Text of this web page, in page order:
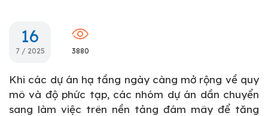
16
7 / 2025 3880
Khi các dự án hạ tầng ngày càng mở rộng về quy
mô và độ phức tạp, các nhóm dự án dần chuyển
sang làm việc trên nền tảng đám mây để tăng